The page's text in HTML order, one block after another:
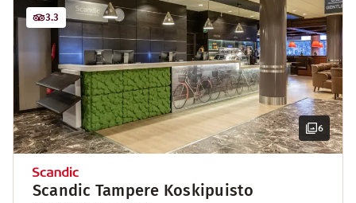
6
3.3
Scandic Tampere Koskipuisto